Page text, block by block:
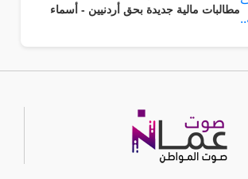
مطالبات مالية جديدة بحق أردنيين - أسماء